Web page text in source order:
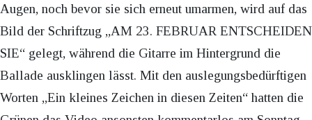
Augen, noch bevor sie sich erneut umarmen, wird auf das
Bild der Schriftzug „AM 23. FEBRUAR ENTSCHEIDEN
SIE“ gelegt, während die Gitarre im Hintergrund die
Ballade ausklingen lässt. Mit den auslegungsbedürftigen
Worten „Ein kleines Zeichen in diesen Zeiten“ hatten die